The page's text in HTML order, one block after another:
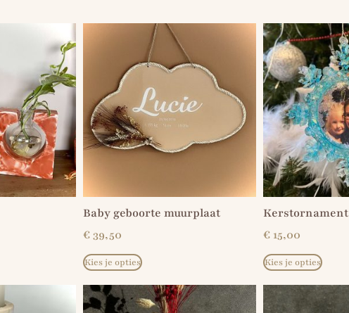
Baby geboorte muurplaat
€39,50
Kies je opties
Kerstornament
€ 15,00
Kies je opties